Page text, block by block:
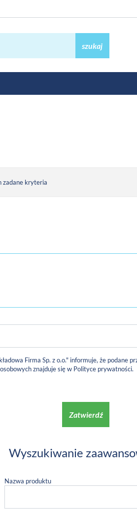
szukaj
zadane kryteria
Firma Sp. z o.o." informuje, że podane
znajduje się w Polityce prywatności.
Zatwierdź
Wyszukiwanie
Nazwa produktu